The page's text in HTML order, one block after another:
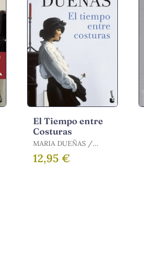
El Tiempo entre
Costuras
MARIA DUEÑAS /
DUEÑAS, MARÍA
12,95 €